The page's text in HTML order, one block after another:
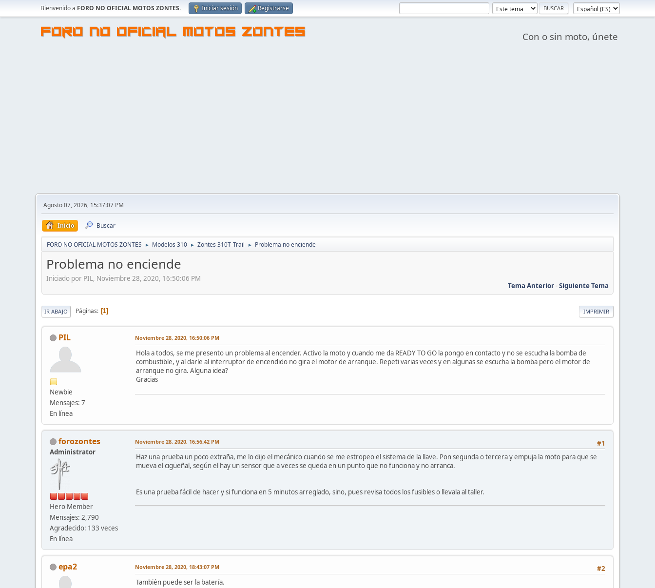
Bienvenido a FORO NO OFICIAL MOTOS ZONTES. Iniciar sesión Registrarse
FORO NO OFICIAL MOTOS ZONTES Con o sin moto, únete
Agosto 07, 2026, 15:37:07 PM
Inicio Buscar
FORO NO OFICIAL MOTOS ZONTES ► Modelos 310 ► Zontes 310T-Trail ► Problema no enciende
Problema no enciende
Iniciado por PIL, Noviembre 28, 2020, 16:50:06 PM
Tema Anterior-Siguiente Tema
IMPRIMIR
IR ABAJO Páginas 1
PIL
Newbie
Mensajes: 7
En línea
Noviembre 28, 2020, 16:50:06 PM
Hola a todos, se me presento un problema al encender. Activo la moto y cuando me da READY TO GO la pongo en contacto y no se escucha la bomba de
combustible, y al darle al interruptor de encendido no gira el motor de arranque. Repeti varias veces y en algunas se escucha la bomba pero el motor de
arranque no gira. Alguna idea?
Gracias
forozontes
Administrator
Hero Member
Mensajes: 2,790
Agradecido: 133 veces
En línea
#1
Noviembre 28, 2020, 16:56:42 PM
Haz una prueba un poco extraña, me lo dijo el mecánico cuando se me estropeo el sistema de la llave. Pon segunda o tercera y empuja la moto para que se
mueva el cigüeñal, según el hay un sensor que a veces se queda en un punto que no funciona y no arranca.
Es una prueba fácil de hacer y si funciona en 5 minutos arreglado, sino, pues revisa todos los fusibles o llevala al taller.
epa2 #2
Noviembre 28, 2020, 18:43:07 PM
También puede ser la batería.